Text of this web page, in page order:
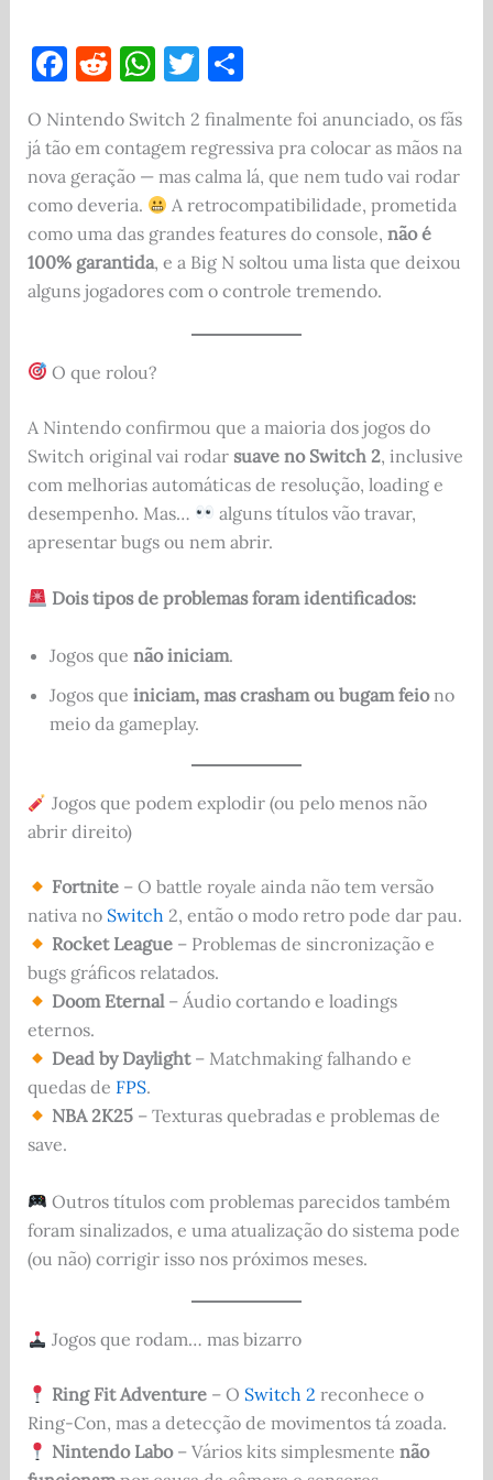
F
c
e
b
o
o
k
R
d
di
t
W
at
s
A
p
p
T
it
te
r
S
ar
e
O Nintendo Switch 2 finalmente foi anunciado, os fãs
já tão em contagem regressiva pra colocar as mãos na
nova geração — mas calma lá, que nem tudo vai rodar
como deveria.
A retrocompatibilidade, prometida
como uma das grandes features do console, não é
100% garantida, e a Big N soltou uma lista que deixou
alguns jogadores com o controle tremendo.
O que rolou?
A Nintendo confirmou que a maioria dos jogos do
Switch original vai rodar suave no Switch 2, inclusive
com melhorias automáticas de resolução, loading e
desempenho. Mas…
alguns títulos vão travar,
apresentar bugs ou nem abrir.
Dois tipos de problemas foram identificados:
Jogos que não iniciam.
Jogos que iniciam, mas crasham ou bugam feiono
meio da gameplay.
Jogos que podem explodir (ou pelo menos não
abrir direito)
Fortnite– O battle royale ainda não tem versão
nativa no Switch 2, então o modo retro pode dar pau.
Rocket League– Problemas de sincronização e
bugs gráficos relatados.
Doom Eternal– Áudio cortando e loadings
eternos.
Dead by Daylight– Matchmaking falhando e
quedas de FPS.
NBA 2K25– Texturas quebradas e problemas de
save.
Outros títulos com problemas parecidos também
foram sinalizados, e uma atualização do sistema pode
(ou não) corrigir isso nos próximos meses.
Jogos que rodam… mas bizarro
Ring Fit Adventure– O Switch 2 reconhece o
Ring-Con, mas a detecção de movimentos tá zoada.
Nintendo Labo– Vários kits simplesmente não